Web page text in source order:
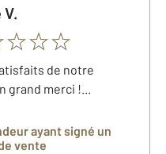
V.
de notre
grand merci !...
ayant signé un
vente